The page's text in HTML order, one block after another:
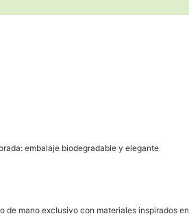
embalaje biodegradable y elegante
de mano exclusivo con materiales inspirados en